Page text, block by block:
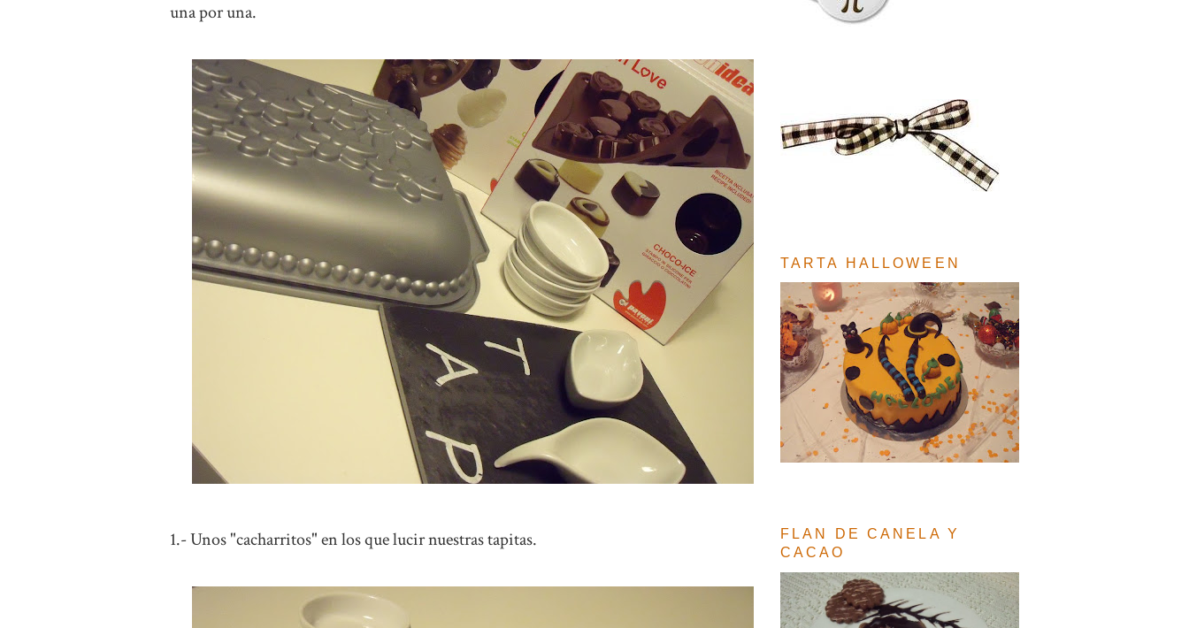
una por una.
1.- Unos "cacharritos" en los que lucir nuestras tapitas.
TARTA HALLOWEEN
FLAN DE CANELA Y
CACAO